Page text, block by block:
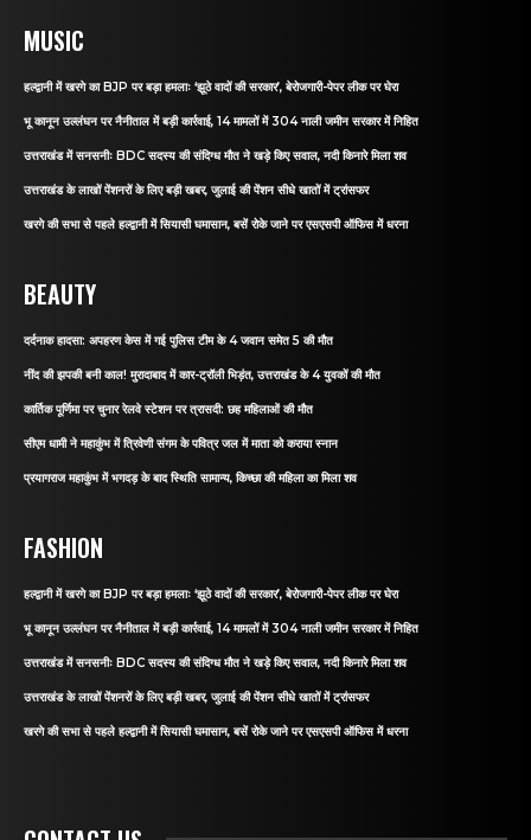
MUSIC
हल्द्वानी में खरगे का BJP पर बड़ा हमलाः ‘झूठे वादों की सरकार’, बेरोजगारी-पेपर लीक पर घेरा
भू कानून उल्लंघन पर नैनीताल में बड़ी कार्रवाई, 14 मामलों में 304 नाली जमीन सरकार में निहित
उत्तराखंड में सनसनीः BDC सदस्य की संदिग्ध मौत ने खड़े किए सवाल, नदी किनारे मिला शव
उत्तराखंड के लाखों पेंशनरों के लिए बड़ी खबर, जुलाई की पेंशन सीधे खातों में ट्रांसफर
खरगे की सभा से पहले हल्द्वानी में सियासी घमासान, बसें रोके जाने पर एसएसपी ऑफिस में धरना
BEAUTY
दर्दनाक हादसा: अपहरण केस में गई पुलिस टीम के 4 जवान समेत 5 की मौत
नींद की झपकी बनी काल! मुरादाबाद में कार-ट्रॉली भिड़ंत, उत्तराखंड के 4 युवकों की मौत
कार्तिक पूर्णिमा पर चुनार रेलवे स्टेशन पर त्रासदी: छह महिलाओं की मौत
सीएम धामी ने महाकुंभ में त्रिवेणी संगम के पवित्र जल में माता को कराया स्नान
प्रयागराज महाकुंभ में भगदड़ के बाद स्थिति सामान्य, किच्छा की महिला का मिला शव
FASHION
हल्द्वानी में खरगे का BJP पर बड़ा हमलाः ‘झूठे वादों की सरकार’, बेरोजगारी-पेपर लीक पर घेरा
भू कानून उल्लंघन पर नैनीताल में बड़ी कार्रवाई, 14 मामलों में 304 नाली जमीन सरकार में निहित
उत्तराखंड में सनसनीः BDC सदस्य की संदिग्ध मौत ने खड़े किए सवाल, नदी किनारे मिला शव
उत्तराखंड के लाखों पेंशनरों के लिए बड़ी खबर, जुलाई की पेंशन सीधे खातों में ट्रांसफर
खरगे की सभा से पहले हल्द्वानी में सियासी घमासान, बसें रोके जाने पर एसएसपी ऑफिस में धरना